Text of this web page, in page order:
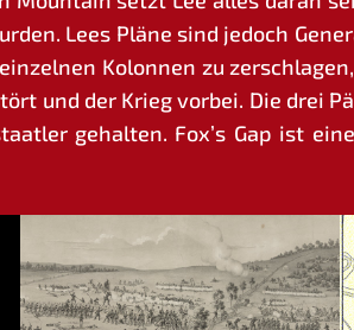
Lees Plä­ne sind jedoch
Kolon­nen zu
und der Krieg vor­bei. Die drei
gehal­ten. Fox’s Gap ist